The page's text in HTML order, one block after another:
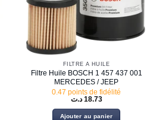
FILTRE À HUILE
Filtre Huile BOSCH 1 457 437 001
MERCEDES / JEEP
0.47 points de fidélité
18.73 د.ت
Ajouter au panier